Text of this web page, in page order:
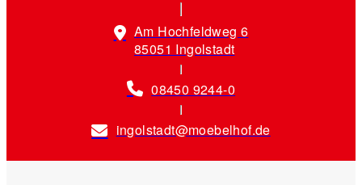
Am Hochfeldweg 6
85051 Ingolstadt
08450 9244-0
ingolstadt@moebelhof.de